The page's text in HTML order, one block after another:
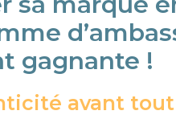
gagnante !​
avant tout